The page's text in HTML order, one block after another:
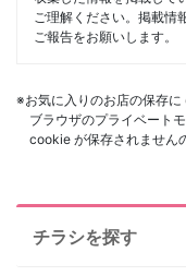
ご理解ください。掲載情
ご報告をお願いします。
※お気に入りのお店の保存に
ブラウザのプライベート
cookie が保存されません
チラシを探す